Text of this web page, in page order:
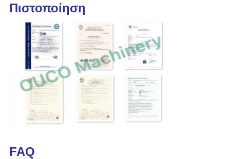
Πιστοποίηση
FAQ